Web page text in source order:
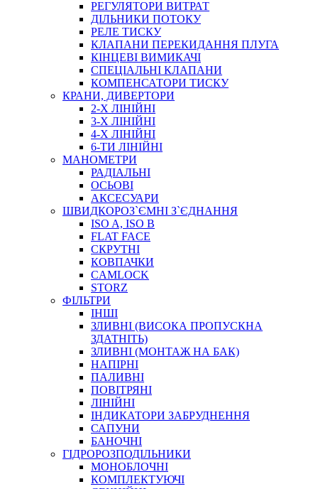
ПРУЖИННІ
НЕЙЛОНОВІ
ПРОРЕЗИНЕНІ
АВТОТОВАРИ
АВТОХІМІЯ
ДОМКРАТИ
НАБОРИ ЗАПОБІЖНИКІВ, КЛЕМ, АКСЕСУАРІВ
НАСОСИ, КОМПРЕСОРИ, МАНОМЕТРИ
ПАСТА, АНТИСЕПТИК
ІНСТРУМЕНТ
САДОВИЙ ІНВЕНТАР
ЕЛЕКТРИЧНІ ПРИЛАДИ
ПАЛЬНИКИ, ПАЯЛЬНИКИ, ПАЯЛЬНІ ЛАМПИ
ІНСТРУМЕНТИ ДЛЯ ЕЛЕКТРИКА
ЕЛЕКТРОІНСТРУМЕНТИ
ЗАМКИ І КОМПЛЕКТУЮЧІ
ІНСТРУМЕНТИ ДЛЯ ЗВАРЮВАННЯ, АКСЕСУАРИ
РЕГУЛЯТОРИ ВИТРАТ
ДІЛЬНИКИ ПОТОКУ
РЕЛЕ ТИСКУ
КЛАПАНИ ПЕРЕКИДАННЯ ПЛУГА
КІНЦЕВІ ВИМИКАЧІ
СПЕЦІАЛЬНІ КЛАПАНИ
КОМПЕНСАТОРИ ТИСКУ
КРАНИ, ДИВЕРТОРИ
2-Х ЛІНІЙНІ
3-Х ЛІНІЙНІ
4-Х ЛІНІЙНІ
6-ТИ ЛІНІЙНІ
МАНОМЕТРИ
РАДІАЛЬНІ
ОСЬОВІ
АКСЕСУАРИ
ШВИДКОРОЗ`ЄМНІ З`ЄДНАННЯ
ISO A, ISO B
FLAT FACE
СКРУТНІ
КОВПАЧКИ
CAMLOCK
STORZ
ФІЛЬТРИ
ІНШІ
ЗЛИВНІ (ВИСОКА ПРОПУСКНА
ЗДАТНІТЬ)
ЗЛИВНІ (МОНТАЖ НА БАК)
НАПІРНІ
ПАЛИВНІ
ПОВІТРЯНІ
ЛІНІЙНІ
ІНДИКАТОРИ ЗАБРУДНЕННЯ
САПУНИ
БАНОЧНІ
ГІДРОРОЗПОДІЛЬНИКИ
МОНОБЛОЧНІ
КОМПЛЕКТУЮЧІ